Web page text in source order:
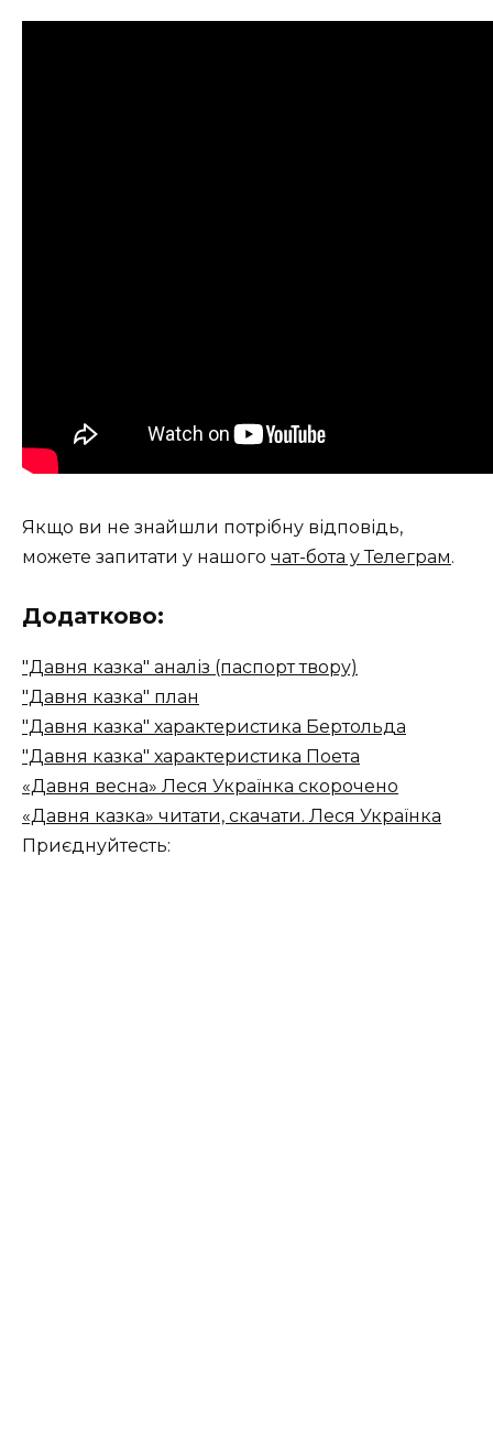
Якщо ви не знайшли потрібну відповідь,
можете запитати у нашого чат-бота у Телеграм.
Додатково:
"Давня казка" аналіз (паспорт твору)
"Давня казка" план
"Давня казка" характеристика Бертольда
"Давня казка" характеристика Поета
«Давня весна» Леся Українка скорочено
«Давня казка» читати, скачати. Леся Українка
Приєднуйтесть: